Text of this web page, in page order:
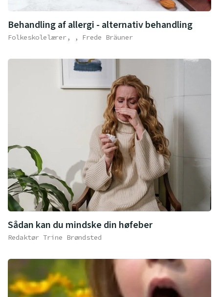
Behandling af allergi - alternativ behandling
Folkeskolelærer, , Frede Bräuner
Sådan kan du mindske din høfeber
Redaktør Trine Brøndsted